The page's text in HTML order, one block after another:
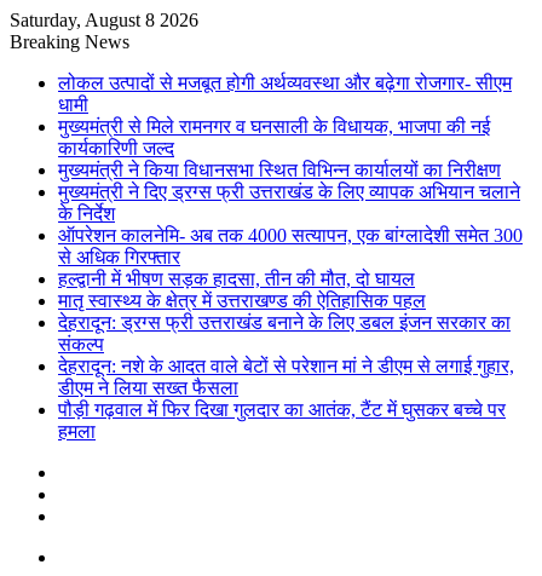
Saturday, August 8 2026
Breaking News
लोकल उत्पादों से मजबूत होगी अर्थव्यवस्था और बढ़ेगा रोजगार- सीएम
धामी
मुख्यमंत्री से मिले रामनगर व घनसाली के विधायक, भाजपा की नई
कार्यकारिणी जल्द
मुख्यमंत्री ने किया विधानसभा स्थित विभिन्न कार्यालयों का निरीक्षण
मुख्यमंत्री ने दिए ड्रग्स फ्री उत्तराखंड के लिए व्यापक अभियान चलाने
के निर्देश
ऑपरेशन कालनेमि- अब तक 4000 सत्यापन, एक बांग्लादेशी समेत 300
से अधिक गिरफ्तार
हल्द्वानी में भीषण सड़क हादसा, तीन की मौत, दो घायल
मातृ स्वास्थ्य के क्षेत्र में उत्तराखण्ड की ऐतिहासिक पहल
देहरादून: ड्रग्स फ्री उत्तराखंड बनाने के लिए डबल इंजन सरकार का
संकल्प
देहरादून: नशे के आदत वाले बेटों से परेशान मां ने डीएम से लगाई गुहार,
डीएम ने लिया सख्त फैसला
पौड़ी गढ़वाल में फिर दिखा गुलदार का आतंक, टैंट में घुसकर बच्चे पर
हमला